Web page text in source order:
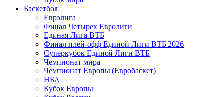
Баскетбол
Евролига
Финал Четырех Евролиги
Единая Лига ВТБ
Финал плей-офф Единой Лиги ВТБ 2026
Суперкубок Единой Лиги ВТБ
Чемпионат мира
Чемпионат Европы (Евробаскет)
НБА
Кубок Европы